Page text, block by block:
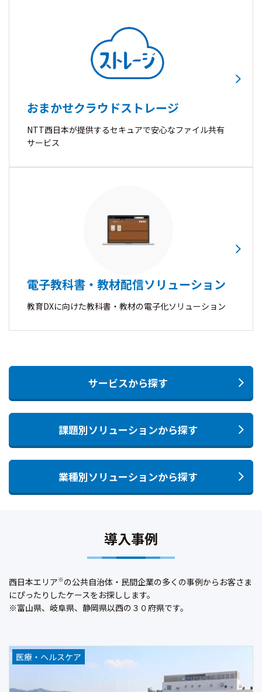
おまかせクラウドストレージ
NTT西日本が提供するセキュアで安心なファイル共有
サービス
電子教科書・教材配信ソリューション
教育DXに向けた教科書・教材の電子化ソリューション
サービスから探す
課題別ソリューションから探す
業種別ソリューションから探す
導入事例
西日本エリア※の公共自治体・民間企業の多くの事例からお客さま
にぴったりしたケースをお探しします。
※富山県、岐阜県、静岡県以西の３０府県です。
医療・ヘルスケア
医療・ヘルスケア